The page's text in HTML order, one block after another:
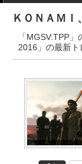
ＫＯＮＡＭ
「MGSV:TPP
2016」の最新ト